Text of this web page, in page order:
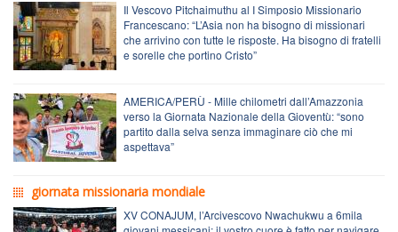
Il Vescovo Pitchaimuthu al I Simposio Missionario
Francescano: “L’Asia non ha bisogno di missionari
che arrivino con tutte le risposte. Ha bisogno di fratelli
e sorelle che portino Cristo”
AMERICA/PERÙ - Mille chilometri dall’Amazzonia
verso la Giornata Nazionale della Gioventù: “sono
partito dalla selva senza immaginare ciò che mi
aspettava”
giornata missionaria mondiale
XV CONAJUM, l’Arcivescovo Nwachukwu a 6mila